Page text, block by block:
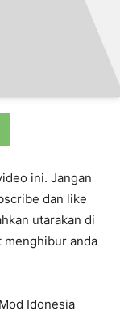
ini. Jangan
dan like
utarakan di
menghibur anda
Idonesia